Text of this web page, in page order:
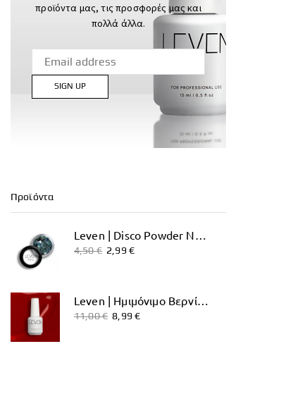
προϊόντα μας, τις προσφορές μας και
πολλά άλλα.
Προϊόντα
4,50€ 2,99€
Leven | Ημιμόνιμο Βερνίκι 15ml No. 035 Heartbreaker
11,00€ 8,99€